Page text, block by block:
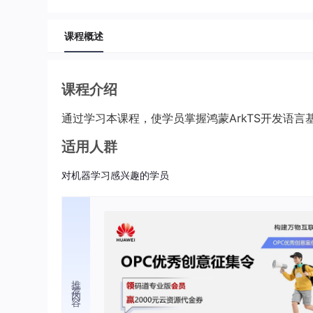
课程概述
课程介绍
通过学习本课程，使学员掌握鸿蒙ArkTS开发语言
适用人群
对机器学习感兴趣的学员
推荐内容